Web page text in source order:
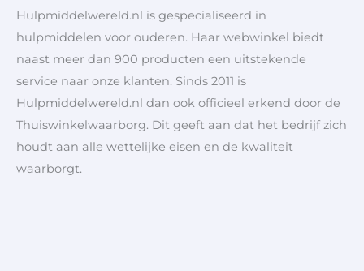
Hulpmiddelwereld.nl is gespecialiseerd in
hulpmiddelen voor ouderen. Haar webwinkel biedt
naast meer dan 900 producten een uitstekende
service naar onze klanten. Sinds 2011 is
Hulpmiddelwereld.nl dan ook officieel erkend door de
Thuiswinkelwaarborg. Dit geeft aan dat het bedrijf zich
houdt aan alle wettelijke eisen en de kwaliteit
waarborgt.